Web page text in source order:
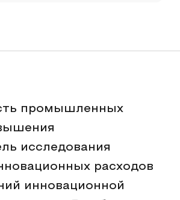
промышленных
исследования
расходов
инновационной